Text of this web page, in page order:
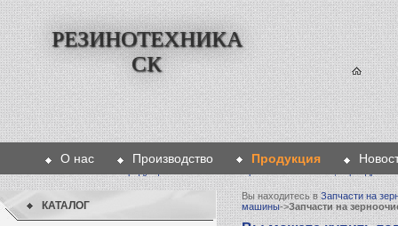
РЕЗИНОТЕХНИКА
СК
О нас Производство Продукция
КАТАЛОГ
Вы находитесь вЗапчасти на
машины->Запчасти на